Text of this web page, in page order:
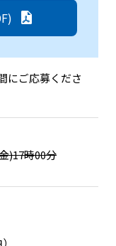
にご応募くださ
)17時00分